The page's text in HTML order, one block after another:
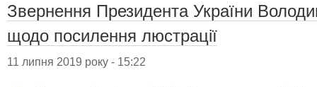
Звернення Президента України
щодо посилення люстрації
11 липня 2019 року - 15:22